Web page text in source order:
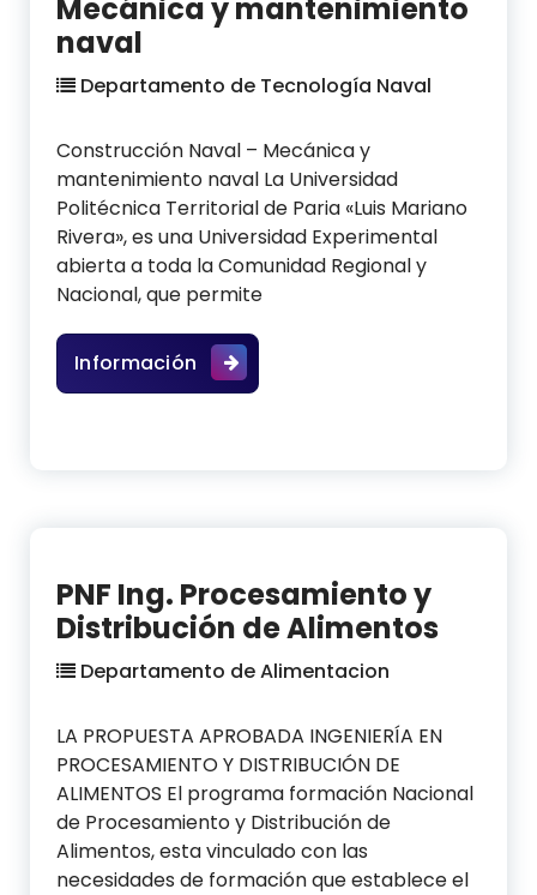
Mecánica y mantenimiento
naval
Departamento de Tecnología Naval
Construcción Naval – Mecánica y
mantenimiento naval La Universidad
Politécnica Territorial de Paria «Luis Mariano
Rivera», es una Universidad Experimental
abierta a toda la Comunidad Regional y
Nacional, que permite
Información Construcción Naval – Mecánica
PNF Ing. Procesamiento y
Distribución de Alimentos
Departamento de Alimentacion
LA PROPUESTA APROBADA INGENIERÍA EN
PROCESAMIENTO Y DISTRIBUCIÓN DE
ALIMENTOS El programa formación Nacional
de Procesamiento y Distribución de
Alimentos, esta vinculado con las
necesidades de formación que establece el